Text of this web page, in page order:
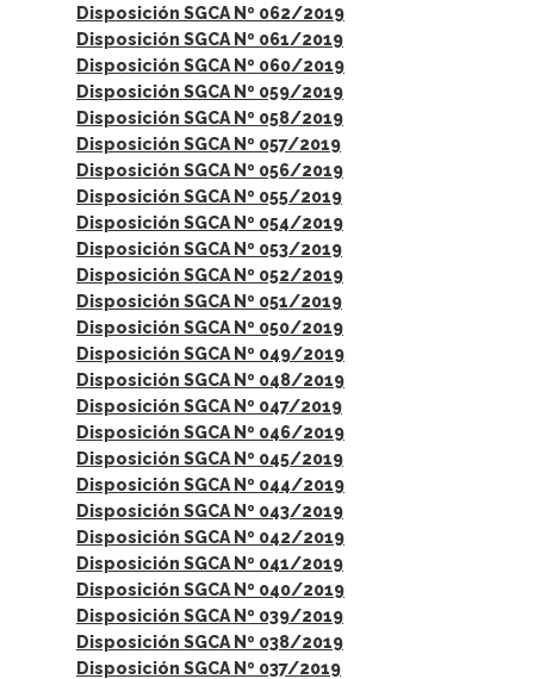
Disposición SGCA Nº 062/2019
Disposición SGCA Nº 061/2019
Disposición SGCA Nº 060/2019
Disposición SGCA Nº 059/2019
Disposición SGCA Nº 058/2019
Disposición SGCA Nº 057/2019
Disposición SGCA Nº 056/2019
Disposición SGCA Nº 055/2019
Disposición SGCA Nº 054/2019
Disposición SGCA Nº 053/2019
Disposición SGCA Nº 052/2019
Disposición SGCA Nº 051/2019
Disposición SGCA Nº 050/2019
Disposición SGCA Nº 049/2019
Disposición SGCA Nº 048/2019
Disposición SGCA Nº 047/2019
Disposición SGCA Nº 046/2019
Disposición SGCA Nº 045/2019
Disposición SGCA Nº 044/2019
Disposición SGCA Nº 043/2019
Disposición SGCA Nº 042/2019
Disposición SGCA Nº 041/2019
Disposición SGCA Nº 040/2019
Disposición SGCA Nº 039/2019
Disposición SGCA Nº 038/2019
Disposición SGCA Nº 037/2019